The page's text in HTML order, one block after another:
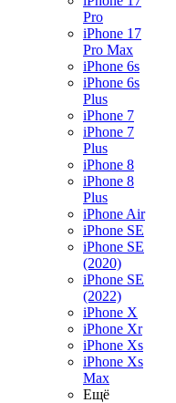
Pro
iPhone 17
Pro Max
iPhone 6s
iPhone 6s
Plus
iPhone 7
iPhone 7
Plus
iPhone 8
iPhone 8
Plus
iPhone Air
iPhone SE
iPhone SE
(2020)
iPhone SE
(2022)
iPhone X
iPhone Xr
iPhone Xs
iPhone Xs
Max
Ещё